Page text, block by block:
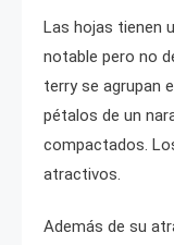
Las hojas tienen
notable pero no
terry se agrupan
pétalos de un
compactados.
atractivos.
Además de su